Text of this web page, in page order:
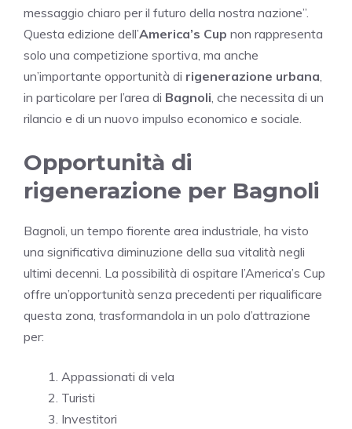
messaggio chiaro per il futuro della nostra nazione”.
Questa edizione dell’America’s Cup non rappresenta
solo una competizione sportiva, ma anche
un’importante opportunità di rigenerazione urbana
in particolare per l’area di Bagnoli , che necessita di un
rilancio e di un nuovo impulso economico e sociale.
Opportunità di
rigenerazione per Bagnoli
Bagnoli, un tempo fiorente area industriale, ha visto
una significativa diminuzione della sua vitalità negli
ultimi decenni. La possibilità di ospitare l’America’s Cup
offre un’opportunità senza precedenti per riqualificare
questa zona, trasformandola in un polo d’attrazione
per:
Appassionati di vela
Turisti
Investitori